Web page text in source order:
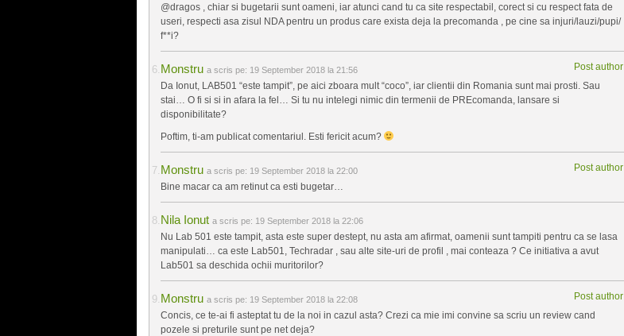
@dragos , chiar si bugetarii sunt oameni, iar atunci cand tu ca site respectabil, corect si cu respect fata de
useri, respecti asa zisul NDA pentru un produs care exista deja la precomanda , pe cine sa injuri/lauzi/pupi/
f**i?
Monstru Post author
a scris pe: 19 September 2018 la 21:56
Da Ionut, LAB501 “este tampit”, pe aici zboara mult “coco”, iar clientii din Romania sunt mai prosti. Sau
stai… O fi si si in afara la fel… Si tu nu intelegi nimic din termenii de PREcomanda, lansare si
disponibilitate?
Poftim, ti-am publicat comentariul. Esti fericit acum?
Monstru Post author
a scris pe: 19 September 2018 la 22:00
Bine macar ca am retinut ca esti bugetar…
Nila Ionut a scris pe: 19 September 2018 la 22:06
Nu Lab 501 este tampit, asta este super destept, nu asta am afirmat, oamenii sunt tampiti pentru ca se lasa
manipulati… ca este Lab501, Techradar , sau alte site-uri de profil , mai conteaza ? Ce initiativa a avut
Lab501 sa deschida ochii muritorilor?
Monstru Post author
a scris pe: 19 September 2018 la 22:08
Concis, ce te-ai fi asteptat tu de la noi in cazul asta? Crezi ca mie imi convine sa scriu un review cand
pozele si preturile sunt pe net deja?